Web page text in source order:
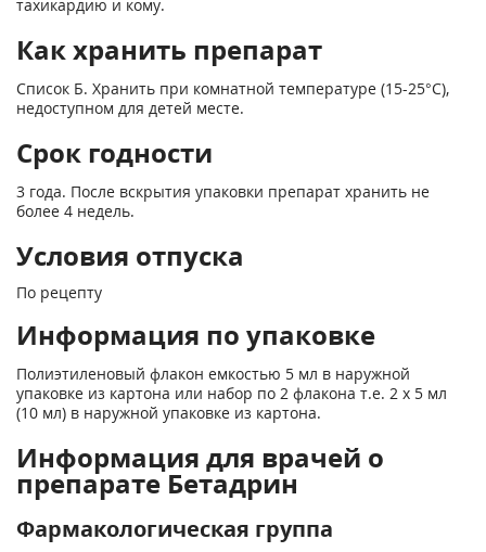
тахикардию и кому.
Как хранить препарат
Список Б. Хранить при комнатной температуре (15-25°С),
недоступном для детей месте.
Срок годности
3 года. После вскрытия упаковки препарат хранить не
более 4 недель.
Условия отпуска
По рецепту
Информация по упаковке
Полиэтиленовый флакон емкостью 5 мл в наружной
упаковке из картона или набор по 2 флакона т.е. 2 х 5 мл
(10 мл) в наружной упаковке из картона.
Информация для врачей о
препарате Бетадрин
Фармакологическая группа